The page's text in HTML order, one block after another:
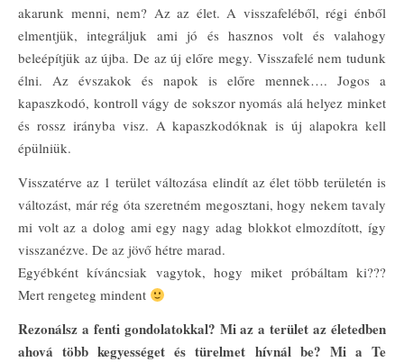
akarunk menni, nem? Az az élet. A visszafeléből, régi énből
elmentjük, integráljuk ami jó és hasznos volt és valahogy
beleépítjük az újba. De az új előre megy. Visszafelé nem tudunk
élni. Az évszakok és napok is előre mennek…. Jogos a
kapaszkodó, kontroll vágy de sokszor nyomás alá helyez minket
és rossz irányba visz. A kapaszkodóknak is új alapokra kell
épülniük.
Visszatérve az 1 terület változása elindít az élet több területén is
változást, már rég óta szeretném megosztani, hogy nekem tavaly
mi volt az a dolog ami egy nagy adag blokkot elmozdított, így
visszanézve. De az jövő hétre marad.
Egyébként kíváncsiak vagytok, hogy miket próbáltam ki???
Mert rengeteg mindent
Rezonálsz a fenti gondolatokkal? Mi az a terület az életedben
ahová több kegyességet és türelmet hívnál be? Mi a Te